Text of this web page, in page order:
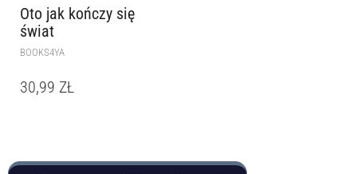
Oto jak kończy się
świat
BOOKS4YA
30,99 ZŁ